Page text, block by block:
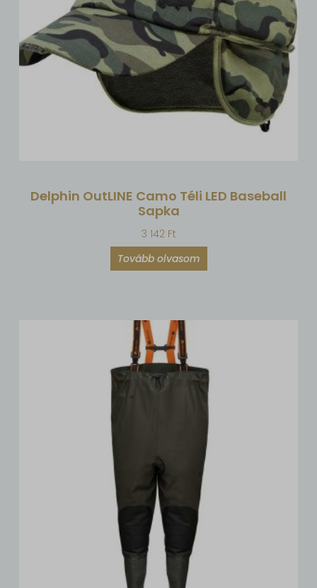
Delphin OutLINE Camo Téli LED Baseball
Sapka
3 142 Ft
Tovább olvasom